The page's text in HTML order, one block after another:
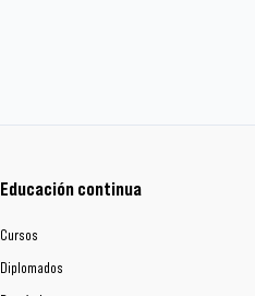
Educación continua
Cursos
Diplomados